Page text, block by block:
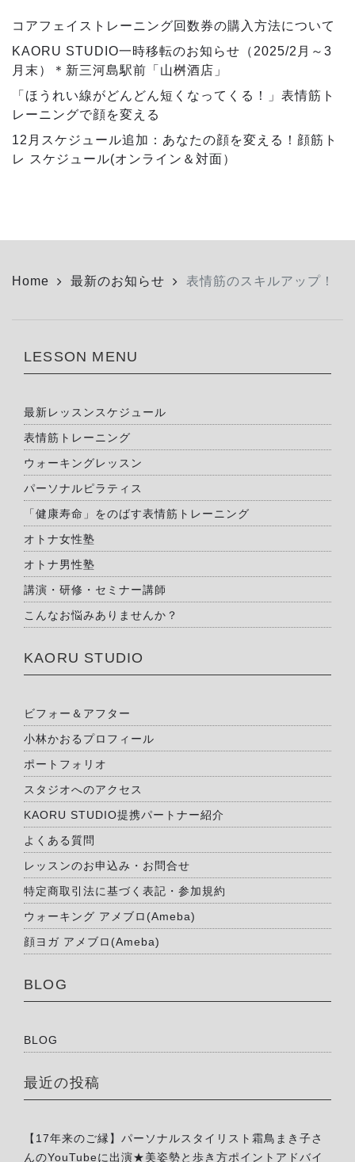
コアフェイストレーニング回数券の購入方法について
KAORU STUDIO一時移転のお知らせ（2025/2月～3
月末）＊新三河島駅前「山桝酒店」
「ほうれい線がどんどん短くなってくる！」表情筋ト
レーニングで顔を変える
12月スケジュール追加：あなたの顔を変える！顔筋ト
レ スケジュール(オンライン＆対面）
Home 最新のお知らせ 表情筋のスキルアップ！
LESSON MENU
最新レッスンスケジュール
表情筋トレーニング
ウォーキングレッスン
パーソナルピラティス
「健康寿命」をのばす表情筋トレーニング
オトナ女性塾
オトナ男性塾
講演・研修・セミナー講師
こんなお悩みありませんか？
KAORU STUDIO
ビフォー＆アフター
小林かおるプロフィール
ポートフォリオ
スタジオへのアクセス
KAORU STUDIO提携パートナー紹介
よくある質問
レッスンのお申込み・お問合せ
特定商取引法に基づく表記・参加規約
ウォーキング アメブロ(Ameba)
顔ヨガ アメブロ(Ameba)
BLOG
BLOG
最近の投稿
【17年来のご縁】パーソナルスタイリスト霜鳥まき子さ
んのYouTubeに出演★美姿勢と歩き方ポイントアドバイ